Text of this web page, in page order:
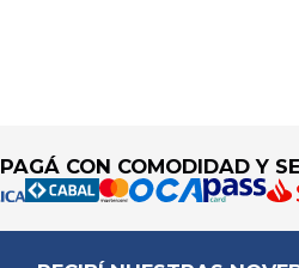
PAGÁ CON COMODIDAD Y